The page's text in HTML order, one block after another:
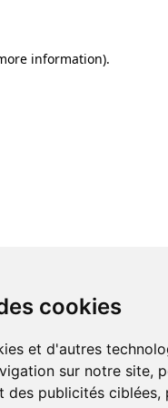
cookies
et d'autres
sur notre site,
des publicités
information).